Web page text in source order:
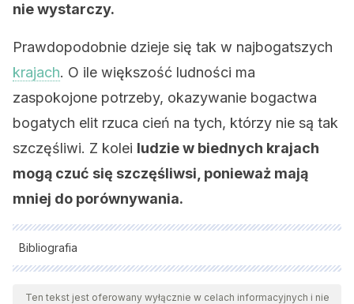
nie wystarczy.
Prawdopodobnie dzieje się tak w najbogatszych
krajach. O ile większość ludności ma
zaspokojone potrzeby, okazywanie bogactwa
bogatych elit rzuca cień na tych, którzy nie są tak
szczęśliwi. Z kolei ludzie w biednych krajach
mogą czuć się szczęśliwsi, ponieważ mają
mniej do porównywania.
Bibliografia
Wszystkie cytowane źródła zostały gruntownie
przeanalizowane przez nasz zespół w celu zapewnienia ich
Ten tekst jest oferowany wyłącznie w celach informacyjnych i nie